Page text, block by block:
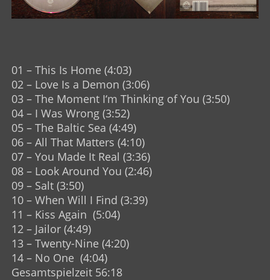
01 – This Is Home (4:03)
02 – Love Is a Demon (3:06)
03 – The Moment I‘m Thinking of You (3:50)
04 – I Was Wrong (3:52)
05 – The Baltic Sea (4:49)
06 – All That Matters (4:10)
07 – You Made It Real (3:36)
08 – Look Around You (2:46)
09 – Salt (3:50)
10 – When Will I Find (3:39)
11 – Kiss Again (5:04)
12 – Jailor (4:49)
13 – Twenty-Nine (4:20)
14 – No One (4:04)
Gesamtspielzeit 56:18